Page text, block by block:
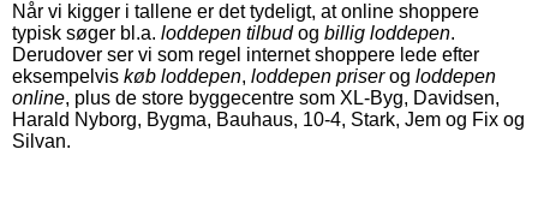
Når vi kigger i tallene er det tydeligt, at online shoppere
typisk søger bl.a. loddepen tilbudog billig loddepen.
Derudover ser vi som regel internet shoppere lede efter
eksempelvis køb loddepen, loddepen priserog loddepen
online, plus de store byggecentre som XL-Byg, Davidsen,
Harald Nyborg, Bygma, Bauhaus, 10-4, Stark, Jem og Fix og
Silvan.